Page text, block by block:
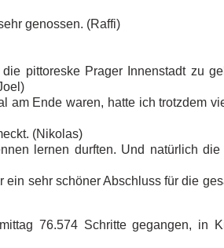
genossen. (Raffi)
pittoreske Prager Innenstadt zu
am Ende waren, hatte ich trotzdem
(Nikolas)
lernen durften. Und natürlich
sehr schöner Abschluss für die
76.574 Schritte gegangen, in